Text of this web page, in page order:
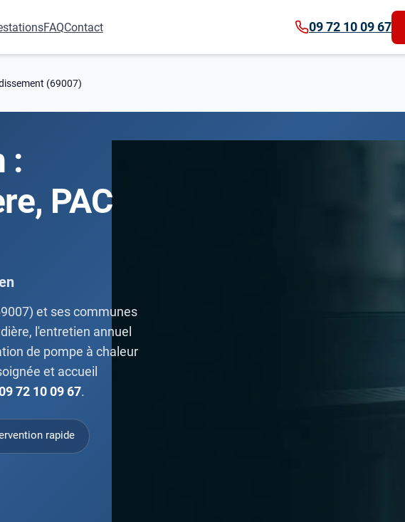
FAQContact 09 72 10 09 67
(69007)
:
PAC
et ses communes
l'entretien annuel
de pompe à chaleur
et accueil
72 10 09 67.
rapide